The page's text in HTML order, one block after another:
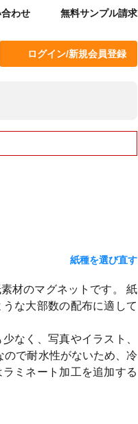
わせ 無料サンプル請求
ログイン/新規会員登録
紙種を選び直す
材のマグネットです。 紙
な大部数の配布に適して
なく、写真やイラスト、
ので耐水性がないため、冷
ミネート加工を追加する